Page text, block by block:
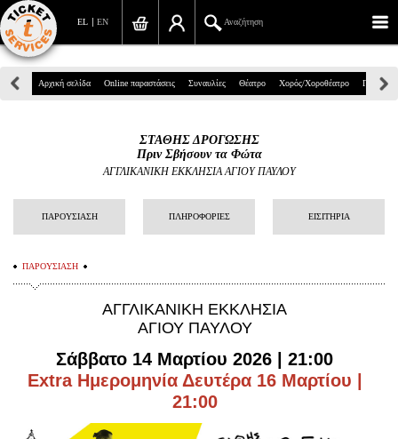
EN
EL Αναζήτηση
Πανεπιστημίου 39, Αθήνα
info@ticketservices.gr
Σύνδεση/Εγγραφή
Προσωπικά Δεδομένα
Πληροφορίες
Είσοδος διαχειριστή
Αρχική σελίδα Online παραστάσεις Συναυλίες Θέατρο Χορός/Χοροθέατρο Παιδικά
ΣΤΑΘΗΣ ΔΡΟΓΩΣΗΣ
Πριν Σβήσουν τα Φώτα
ΑΓΓΛΙΚΑΝΙΚΗ ΕΚΚΛΗΣΙΑ ΑΓΙΟΥ ΠΑΥΛΟΥ
ΠΑΡΟΥΣΙΑΣΗ ΠΛΗΡΟΦΟΡΙΕΣ ΕΙΣΙΤΗΡΙΑ
ΠΑΡΟΥΣΙΑΣΗ
ΑΓΓΛΙΚΑΝΙΚΗ ΕΚΚΛΗΣΙΑ
ΑΓΙΟΥ ΠΑΥΛΟΥ
Σάββατο 14 Μαρτίου 2026 | 21:00
Extra Ημερομηνία Δευτέρα 16 Μαρτίου |
21:00